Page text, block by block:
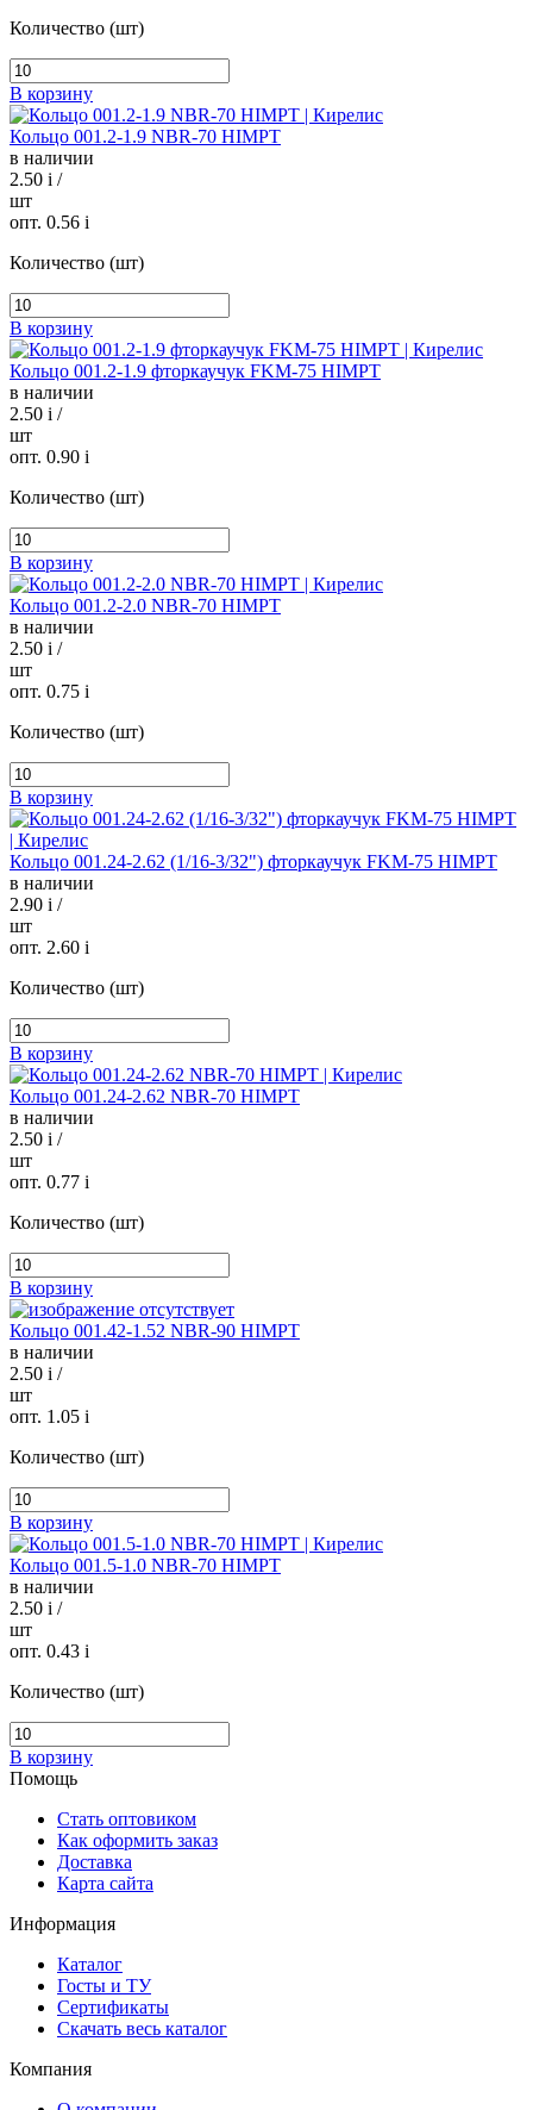
Количество (шт)
В корзину
Кольцо 001.2-1.9 NBR-70 HIMPT
в наличии
2.50 i /
шт
опт. 0.56 i
Количество (шт)
В корзину
Кольцо 001.2-1.9 фторкаучук FKM-75 HIMPT
в наличии
2.50 i /
шт
опт. 0.90 i
Количество (шт)
В корзину
Кольцо 001.2-2.0 NBR-70 HIMPT
в наличии
2.50 i /
шт
опт. 0.75 i
Количество (шт)
В корзину
Кольцо 001.24-2.62 (1/16-3/32") фторкаучук FKM-75 HIMPT
в наличии
2.90 i /
шт
опт. 2.60 i
Количество (шт)
В корзину
Кольцо 001.24-2.62 NBR-70 HIMPT
в наличии
2.50 i /
шт
опт. 0.77 i
Количество (шт)
В корзину
Кольцо 001.42-1.52 NBR-90 HIMPT
в наличии
2.50 i /
шт
опт. 1.05 i
Количество (шт)
В корзину
Кольцо 001.5-1.0 NBR-70 HIMPT
в наличии
2.50 i /
шт
опт. 0.43 i
Количество (шт)
В корзину
Помощь
Стать оптовиком
Как оформить заказ
Доставка
Карта сайта
Информация
Каталог
Госты и ТУ
Сертификаты
Скачать весь каталог
Компания